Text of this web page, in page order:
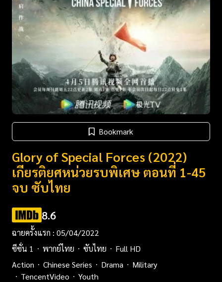
Bookmark
Glory of Special Forces (2022)
เกียรติยศหน่วยรบพิเศษ ตอนที่ 1-45
จบ ซับไทย
8.6
ฉายครั้งแรก : 05/04/2022
ซีซั่น 1
พากย์ไทย ซับไทย
Full HD
Action
Chinese Series Drama
Military
TencentVideo
Youth